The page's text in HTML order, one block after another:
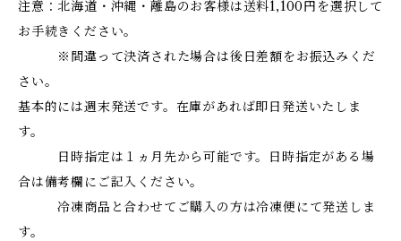
注意：北海道・沖縄・離島のお客様は送料1,100円を選択して
お手続きください。
※間違って決済された場合は後日差額をお振込みくだ
さい。
基本的には週末発送です。在庫があれば即日発送いたしま
す。
日時指定は１ヵ月先から可能です。日時指定がある場
合は備考欄にご記入ください。
冷凍商品と合わせてご購入の方は冷凍便にて発送しま
す。